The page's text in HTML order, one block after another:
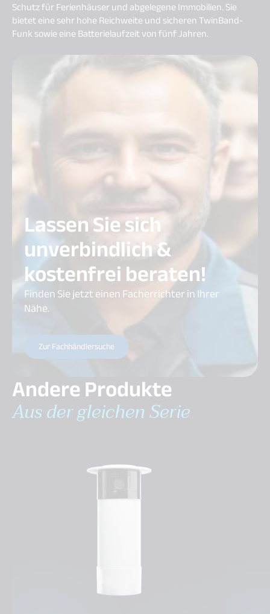
Schutz für Ferienhäuser und abgelegene Immobilien. Sie
bietet eine sehr hohe Reichweite und sicheren TwinBand-
Funk sowie eine Batterielaufzeit von fünf Jahren.
Lassen Sie sich
unverbindlich &
kostenfrei beraten!
Finden Sie jetzt einen Facherrichter in Ihrer
Nähe.
Zur Fachhändlersuche
Andere Produkte
Aus der gleichen Serie